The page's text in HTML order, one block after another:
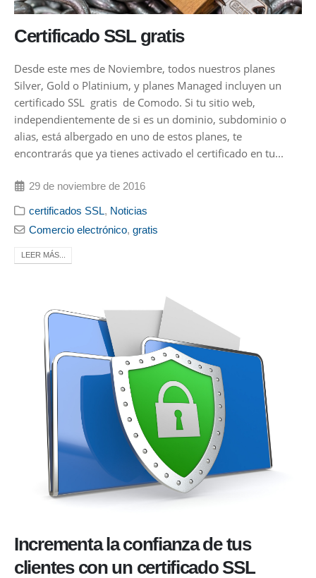
Certificado SSL gratis
Desde este mes de Noviembre, todos nuestros planes
Silver, Gold o Platinium, y planes Managed incluyen un
certificado SSL gratis de Comodo. Si tu sitio web,
independientemente de si es un dominio, subdominio o
alias, está albergado en uno de estos planes, te
encontrarás que ya tienes activado el certificado en tu...
29 de noviembre de 2016
certificados SSL, Noticias
Comercio electrónico,gratis
LEER MÁS...
Incrementa la confianza de tus
clientes con un certificado SSL